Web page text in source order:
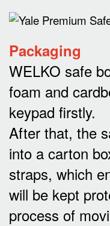
Packaging
WELKO safe
foam and
keypad firstly.
After that, the
into a carton
straps, which
will be kept
process of